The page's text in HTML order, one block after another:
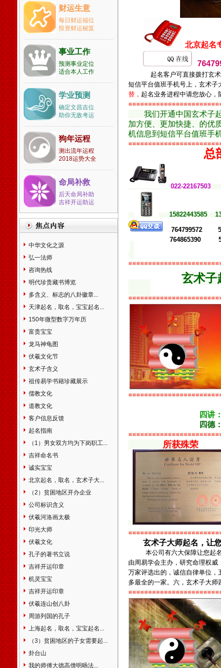
清区宝坻区静海县蓟县滨海新
区河北省石家庄市张家口市承
德市保定市沧州市唐山市邢台
市邯郸市衡水市秦皇岛市廊坊
市辛集市藁城市晋州市新乐市
鹿泉市遵化市迁安市武安市南
宫市沙河市涿州市定州市安国
市泊头市任丘市黄骅市河间市
霸州市三河市冀州市深州市高
碑店市山西省太原市古交市大
同市阳泉市长治市潞城市晋城
市高平市朔州市晋中市介休市
平市临汾市侯马市霍州市吕梁
市孝义市汾阳市内蒙古自治区
包头市乌海市赤峰市通辽市根
河市丰镇市满洲里市牙克石市
阿尔山市呼和浩特市霍林郭勒
市鄂尔多斯市呼伦贝尔彦淖尔
市乌兰察布市锡林浩特市二连
浩特市乌兰浩特市阿拉善左旗
辽宁省沈阳市新民市大连市庄
河市长海县鞍山市海城市抚顺
市本溪市丹东市东港市凤城市
锦州市凌海市北宁市营口市盖
市铁岭市开原市朝阳市凌源市
北票市兴城市大石桥市瓦房店
市普兰店市调兵山市葫芦岛市
吉林省长春市九台市榆树市德
市磐石市四平市双辽市辽源市
通化市集安市白山市临江市松
原市白城市大安市洮南市延吉
市图们市敦化市龙井市珲春市
江省阿城市尚志市双城市五常
市讷河市鹤岗市鸡西市密山市
虎林市大庆市伊春市铁力市宁
安市海林市穆棱市同江市富锦
肇东市海伦市七台河市双鸭山
市牡丹江市佳木斯市绥芬河市
哈尔滨市齐齐哈尔市五大连池
市上海市黄浦卢湾区徐汇区长
区杨浦区宝山区闵行区嘉定区
松江区金山区青浦区南汇区奉
贤区浦东新区江苏省南京市无
锡市江阴市宜兴市徐州市邳州
苏州市常熟市太仓市昆山市吴
江市南通市如皋市通州市海门
市启东市淮安市盐城市东台市
大丰市扬州市高邮市江都市仪
市泰州市泰兴市姜堰市靖江市
兴化市宿迁市连云港市张家港
市浙江省杭州市建德市富阳市
临安市宁波市余姚市慈溪市奉
市海宁市平湖市桐乡市湖州市
绍兴市诸暨市上虞市嵊州市金
华市兰溪市义乌市东阳市永康
市衢州市江山市舟山市台州市
肥市芜湖市蚌埠市淮南市淮北
财运生意
每日财运福位
投资财运秘笈
事业工作
预测事业定位
适合本人工作
学业预测
确定文昌吉位
助你无敌考运
狗年运程
测出流年运程
2018运势大全
命局补救
后天命局补助
吉祥开运助运
中华文化之源
弘一法师
咨询热线
明代珍贵藏书博览
多含义、标志的八卦徽章...
天津起名，取名，宝宝起名...
150年微型数字万年历
富贵宝宝
龙马神龟图
伏羲文化节
玄术子含义
祖传易学书籍珍藏展示
儒教文化
道教文化
客户信息反馈
起名指南
（1）男女双方均为下岗职工...
吉祥命名书
诚实宝宝
北京起名，取名，玄术子大...
（2）贫困地区开办企业
公司标识含义
伏羲河洛画太极
印光大师
伏羲文化
孔子的著书立说
吉祥开运印章
机灵宝宝
吉祥开运印章
伏羲连山创八卦
周游列国的孔子
上海起名，取名，宝宝起名...
（3）贫困地区的子女需要起...
卦台山
我的师傅大德高僧明旸法...
北京起名
起名客户可直接拨打玄
短信平台值班手机号上，玄术子
替， 起名业务进程中请您放心
我们开通中国玄术子
加方便、更加快捷、的优
机信息到短信平台值班手
总
022-
15822443585
764799572
764865390
玄术子
四讲
四德
所获殊荣
玄术子大师起名，让
本公司有六大保障让您起
由周易学会主办，研究命理权威
万家评选出的，诚信自律单位
多最全的一家。六，玄术子大